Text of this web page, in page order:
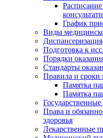
График
Виды
Диспансеризация
Подготовка к
Порядки
Стандарты
Правила и сроки
Памятка
Памятка
Права и
здоровья
Лекарственные